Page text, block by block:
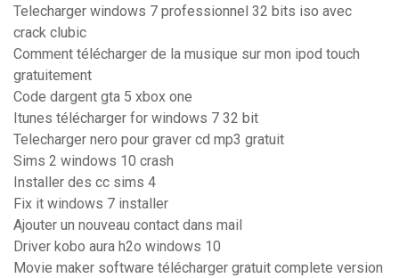
Telecharger windows 7 professionnel 32 bits iso avec
crack clubic
Comment télécharger de la musique sur mon ipod touch
gratuitement
Code dargent gta 5 xbox one
Itunes télécharger for windows 7 32 bit
Telecharger nero pour graver cd mp3 gratuit
Sims 2 windows 10 crash
Installer des cc sims 4
Fix it windows 7 installer
Ajouter un nouveau contact dans mail
Driver kobo aura h2o windows 10
Movie maker software télécharger gratuit complete version